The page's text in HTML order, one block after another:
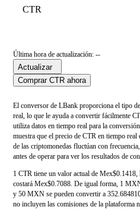
CTR
Última hora de actualización: --
Actualizar
Comprar CTR ahora
El conversor de LBank proporciona el tipo
real, lo que le ayuda a convertir fácilmente
utiliza datos en tiempo real para la
muestra que el precio de CTR en tiempo
de las criptomonedas fluctúan con
antes de operar para ver los resultados de
1 CTR tiene un valor actual de
costará Mex$0.7088. De igual forma, 1
y 50 MXN se pueden convertir a
no incluyen las comisiones de la plataforma